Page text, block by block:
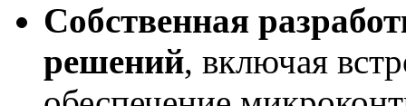
Собственная
решений, включая